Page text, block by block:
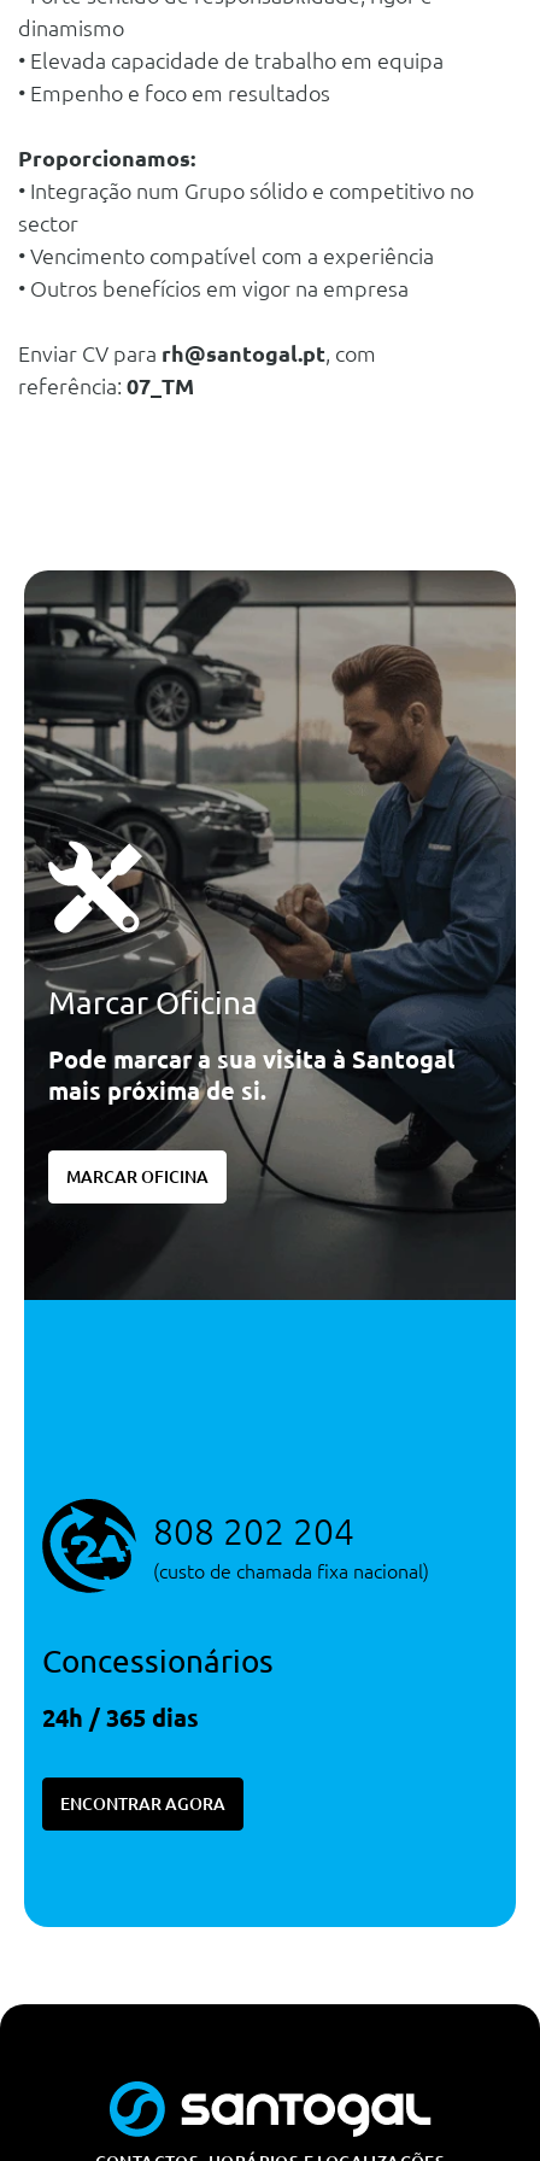
dinamismo
• Elevada capacidade de trabalho em equipa
• Empenho e foco em resultados
Proporcionamos:
• Integração num Grupo sólido e competitivo no
sector
• Vencimento compatível com a experiência
• Outros benefícios em vigor na empresa
Enviar CV para rh@santogal.pt, com
referência: 07_TM
Marcar Oficina
Pode marcar a sua visita à Santogal
mais próxima de si.
MARCAR OFICINA
808 202 204
(custo de chamada fixa nacional)
Concessionários
24h / 365 dias
ENCONTRAR AGORA